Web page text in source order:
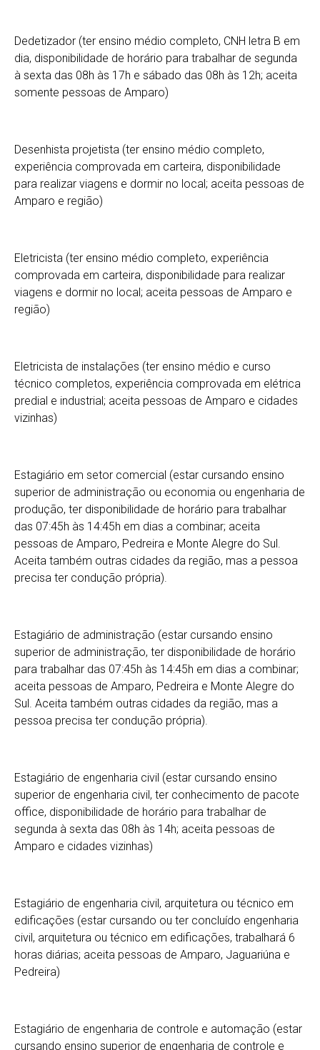
Dedetizador (ter ensino médio completo, CNH letra B em
dia, disponibilidade de horário para trabalhar de segunda
à sexta das 08h às 17h e sábado das 08h às 12h; aceita
somente pessoas de Amparo)
Desenhista projetista (ter ensino médio completo,
experiência comprovada em carteira, disponibilidade
para realizar viagens e dormir no local; aceita pessoas de
Amparo e região)
Eletricista (ter ensino médio completo, experiência
comprovada em carteira, disponibilidade para realizar
viagens e dormir no local; aceita pessoas de Amparo e
região)
Eletricista de instalações (ter ensino médio e curso
técnico completos, experiência comprovada em elétrica
predial e industrial; aceita pessoas de Amparo e cidades
vizinhas)
Estagiário em setor comercial (estar cursando ensino
superior de administração ou economia ou engenharia de
produção, ter disponibilidade de horário para trabalhar
das 07:45h às 14:45h em dias a combinar; aceita
pessoas de Amparo, Pedreira e Monte Alegre do Sul.
Aceita também outras cidades da região, mas a pessoa
precisa ter condução própria).
Estagiário de administração (estar cursando ensino
superior de administração, ter disponibilidade de horário
para trabalhar das 07:45h às 14:45h em dias a combinar;
aceita pessoas de Amparo, Pedreira e Monte Alegre do
Sul. Aceita também outras cidades da região, mas a
pessoa precisa ter condução própria).
Estagiário de engenharia civil (estar cursando ensino
superior de engenharia civil, ter conhecimento de pacote
office, disponibilidade de horário para trabalhar de
segunda à sexta das 08h às 14h; aceita pessoas de
Amparo e cidades vizinhas)
Estagiário de engenharia civil, arquitetura ou técnico em
edificações (estar cursando ou ter concluído engenharia
civil, arquitetura ou técnico em edificações, trabalhará 6
horas diárias; aceita pessoas de Amparo, Jaguariúna e
Pedreira)
Estagiário de engenharia de controle e automação (estar
cursando ensino superior de engenharia de controle e